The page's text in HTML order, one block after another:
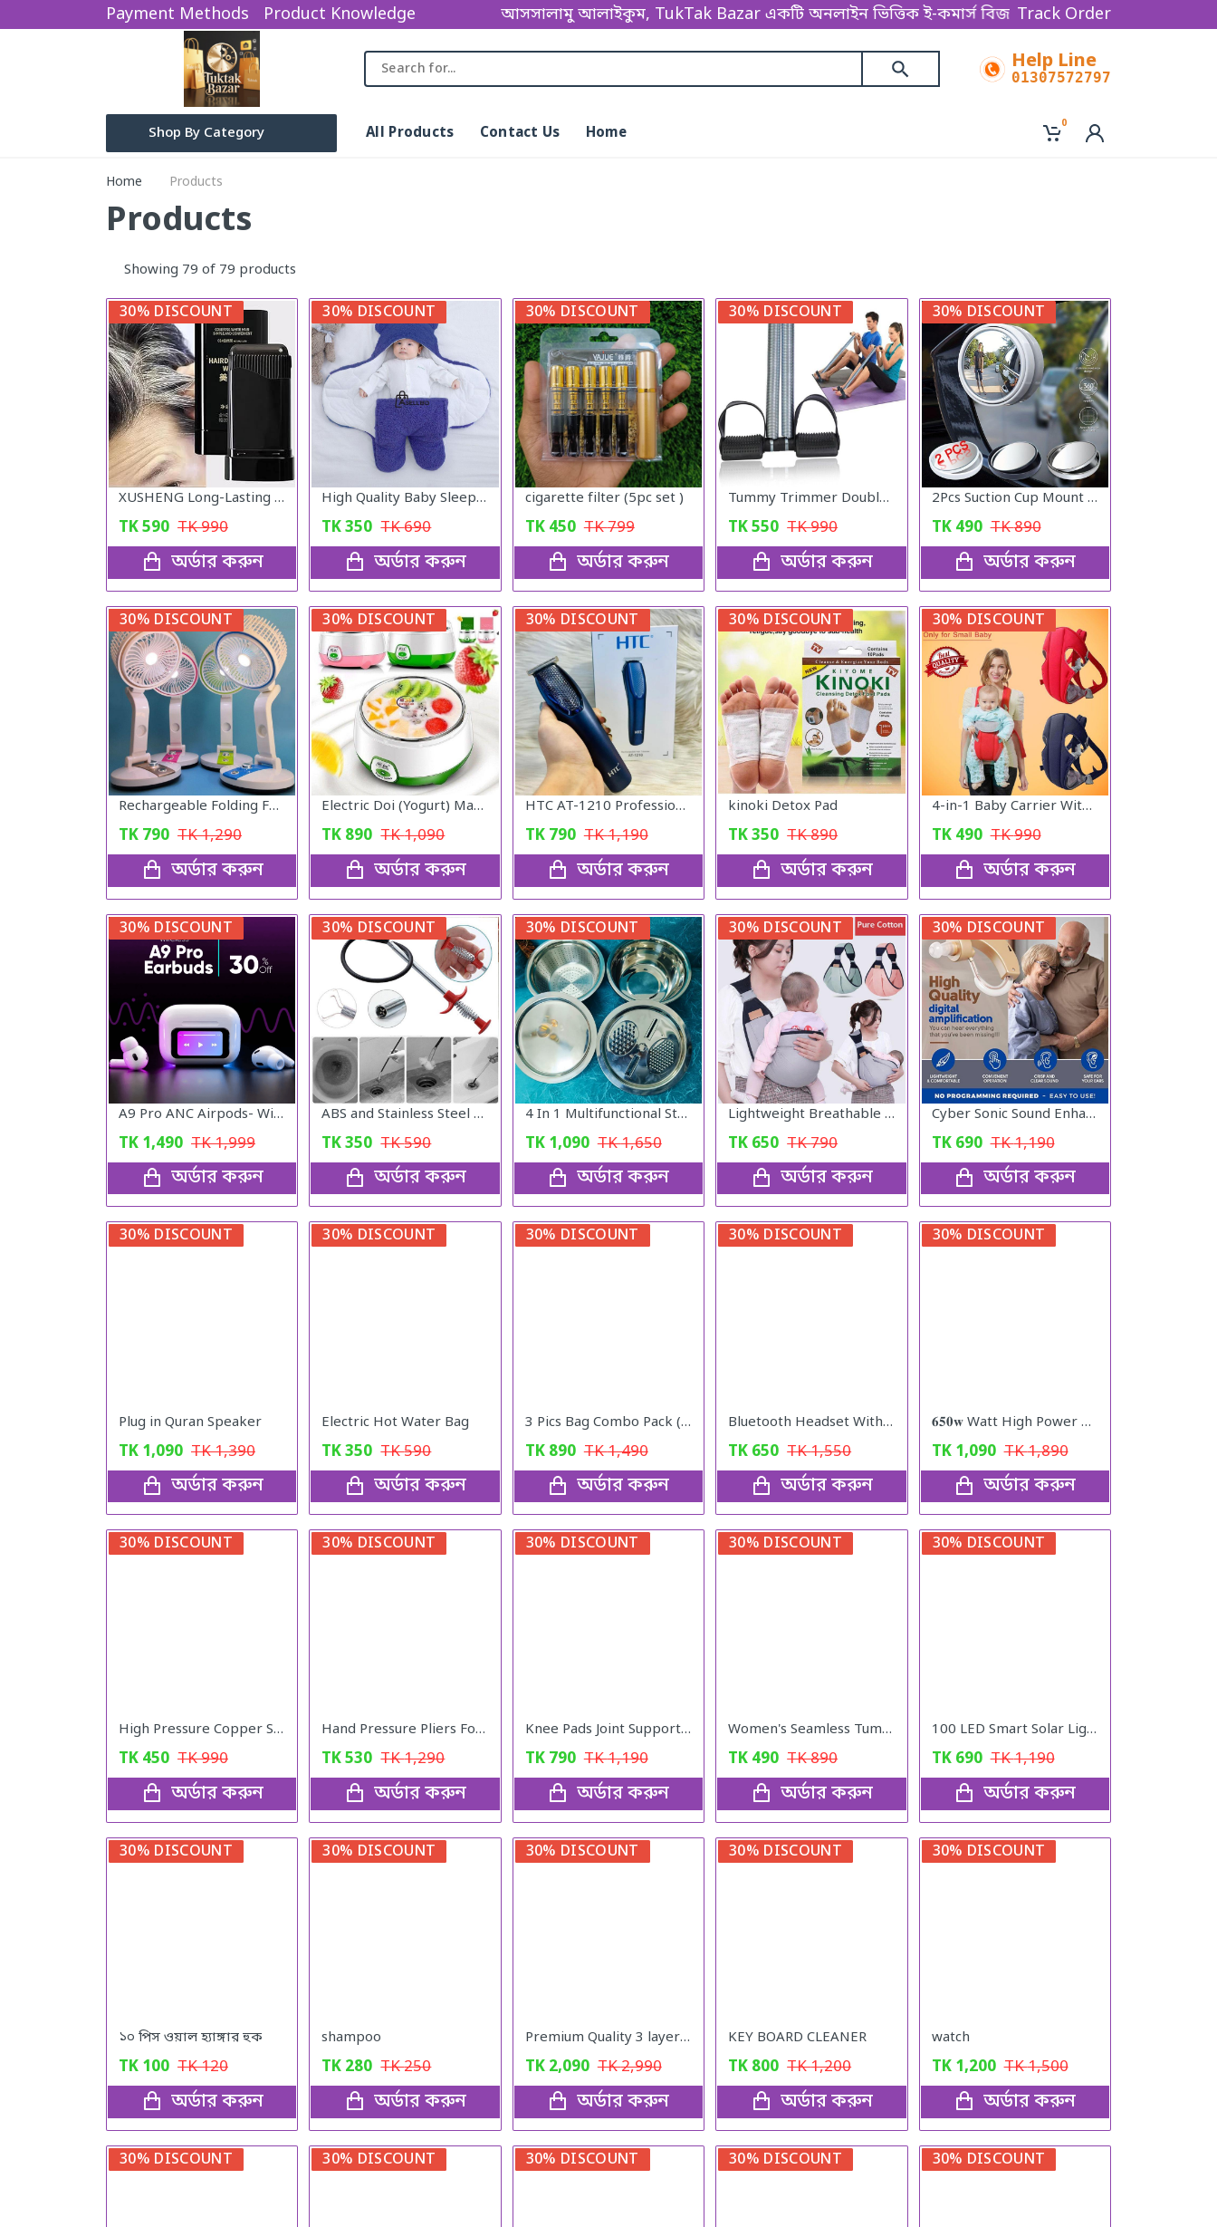
Payment Methods Product Knowledge আসসালামু আলাইকুম, TukTak Bazar একটি অনলাইন ভিত্তিক ই-কমার্স বিজনেস প্লাটফর্ম , এখানে সব ধরনের ফ্যাশন
Track Order
Help Line
01307572797
Beauty Product
Electronics
water sparyer
sports Gym
Categories
Earphone
Bag
Hot&cool
Medical supplies
View All Categories
Shop By Category All Products Contact Us Home
0
Home Products
Products
Showing 79 of 79 products
30% DISCOUNT
XUSHENG Long-Lasting হেয়ার কালার স্টিক
TK590 TK990
অর্ডার করুন
30% DISCOUNT
High Quality Baby Sleeping Bag Ultra-Soft Fluffy Fleece Newborn Receiving Blanket Infant Boys Girls Clothes Sleeping Nursery Wrap Swaddle
TK350 TK690
অর্ডার করুন
30% DISCOUNT
cigarette filter (5pc set )
TK 450 TK799
অর্ডার করুন
30% DISCOUNT
Tummy Trimmer Double Spring
TK550 TK990
অর্ডার করুন
30% DISCOUNT
2Pcs Suction Cup Mount Car Blind Spot Mirror Wide Rear View Mirror
TK 490 TK890
অর্ডার করুন
30% DISCOUNT
Rechargeable Folding Fan LR-2018
TK 790 TK1,290
অর্ডার করুন
30% DISCOUNT
Electric Doi (Yogurt) Maker
TK 890 TK1,090
অর্ডার করুন
30% DISCOUNT
HTC AT-1210 Professional Hair Clipper Trimmer for Men
TK 790 TK1,190
অর্ডার করুন
30% DISCOUNT
kinoki Detox Pad
TK350 TK890
অর্ডার করুন
30% DISCOUNT
4-in-1 Baby Carrier With Comfortable Cushioned Head Support & Buckle Straps Multicolor
TK 490 TK990
অর্ডার করুন
30% DISCOUNT
A9 Pro ANC Airpods- Wireless Airbuds
TK 1,490 TK1,999
অর্ডার করুন
30% DISCOUNT
ABS and Stainless Steel Hair Catching Drain Cleaner Wire Spring Sink
TK350 TK590
অর্ডার করুন
30% DISCOUNT
4 In 1 Multifunctional Stainless Steel Basin With Vegetable Cutter with Drain Basket
TK 1,090 TK1,650
অর্ডার করুন
30% DISCOUNT
Lightweight Breathable Baby Carrier
TK 650 TK790
অর্ডার করুন
30% DISCOUNT
Cyber Sonic Sound Enhancer Hearing Aid
TK 690 TK1,190
অর্ডার করুন
30% DISCOUNT
Plug in Quran Speaker
TK 1,090 TK1,390
অর্ডার করুন
30% DISCOUNT
Electric Hot Water Bag
TK350 TK590
অর্ডার করুন
30% DISCOUNT
3 Pics Bag Combo Pack (Black)
TK 890 TK1,490
অর্ডার করুন
30% DISCOUNT
Bluetooth Headset With Microphone Rechargeable Long Standby Driving Car High Sensitivity Handsfree Wireless Headphones
TK 650 TK1,550
অর্ডার করুন
30% DISCOUNT
𝟔𝟓𝟎𝐰 Watt High Power Grinder Machine ১০০% কার্যকরী প্রোডাক্ট
TK 1,090 TK1,890
অর্ডার করুন
30% DISCOUNT
High Pressure Copper Spray Nozzle Hose Pipe Home Washing Car/Boat /Decks Tools
TK 450 TK990
অর্ডার করুন
30% DISCOUNT
Hand Pressure Pliers For Prong Snap Button (FREE 100 BUTTON)
TK530 TK1,290
অর্ডার করুন
30% DISCOUNT
Knee Pads Joint Support Breathable Anti-Slip Power Lift Knee Booster Walking Knee Support Booster,3spring
TK 790 TK1,190
অর্ডার করুন
30% DISCOUNT
Women's Seamless Tummy Control Waist Trainer Body Shaper- Skin/Black
TK 490 TK890
অর্ডার করুন
30% DISCOUNT
100 LED Smart Solar Light with Motion Sensor LED Wireless Weatherproof Light
TK 690 TK1,190
অর্ডার করুন
30% DISCOUNT
১০ পিস ওয়াল হ্যাঙ্গার হুক
TK 100 TK120
অর্ডার করুন
30% DISCOUNT
shampoo
TK 280 TK250
অর্ডার করুন
30% DISCOUNT
Premium Quality 3 layer kitchen Rack
TK 2,090 TK2,990
অর্ডার করুন
30% DISCOUNT
KEY BOARD CLEANER
TK 800 TK1,200
অর্ডার করুন
30% DISCOUNT
watch
TK 1,200 TK1,500
অর্ডার করুন
30% DISCOUNT 30% DISCOUNT 30% DISCOUNT 30% DISCOUNT 30% DISCOUNT